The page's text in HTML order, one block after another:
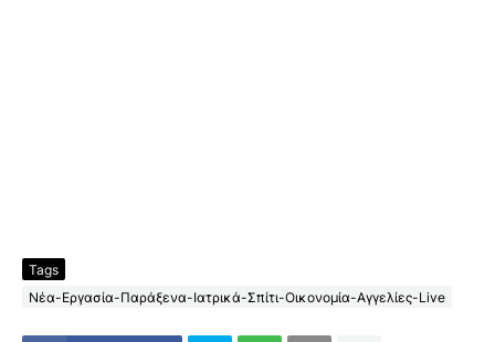
Tags
Νέα-Εργασία-Παράξενα-Ιατρικά-Σπίτι-Οικονομία-Αγγελίες-Live